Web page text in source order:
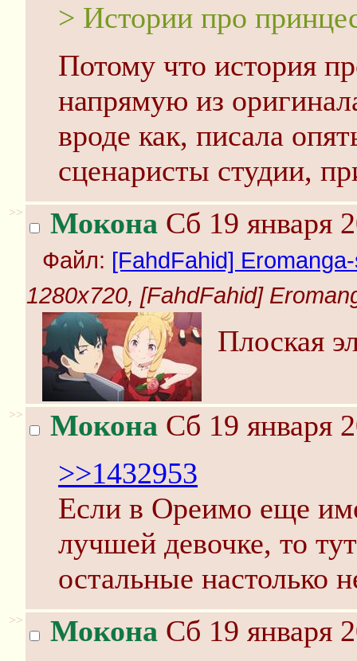
> Истории про
Потому что история
напрямую из
вроде как, писала
сценаристы студии,
>> Мокона Сб 19 января
Файл: [FahdFahid]
1280x720, [FahdFahid]
Плоская
>> Мокона Сб 19 января
>>1432953
Если в Ореимо еще
лучшей девочке, то
остальные настолько
>> Мокона Сб 19 января